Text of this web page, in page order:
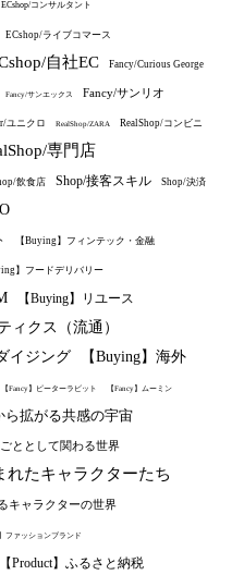
ECshop/コンサルタント
ECshop/ライブコマース
自社EC Fancy/Curious George
Fancy/サンエックス Fancy/サンリオ
ユニクロ RealShop/ZARA RealShop/コンビニ
専門店
飲食店 Shop/接客スキル Shop/決済
【Buying】フィンテック・金融
】フードデリバリー
【Buying】リユース
ィクス（流通）
イジング
【Buying】海外
【Fancy】ピーターラビット 【Fancy】ムーミン
ら拡がる共感の宇宙
ごととして関わる世界
れたキャラクターたち
キャラクターの世界
】ファッションブランド
【Product】ふるさと納税